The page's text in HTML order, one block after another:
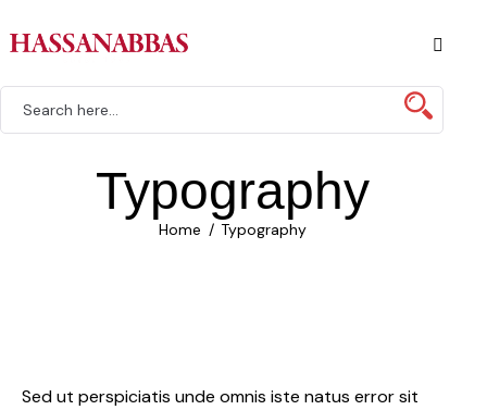
Typography
Home Typography
Sed ut perspiciatis unde omnis iste natus error sit